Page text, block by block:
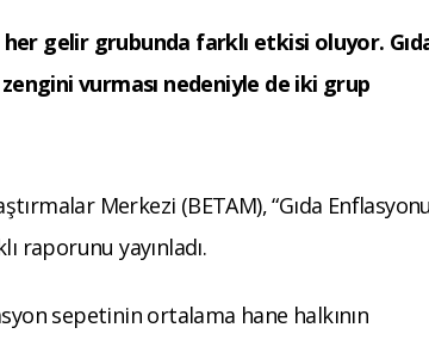
her gelir grubunda farklı etkisi oluyor.
vurması nedeniyle de iki grup
Merkezi (BETAM), “Gıda
raporunu yayınladı.
sepetinin ortalama hane halkının